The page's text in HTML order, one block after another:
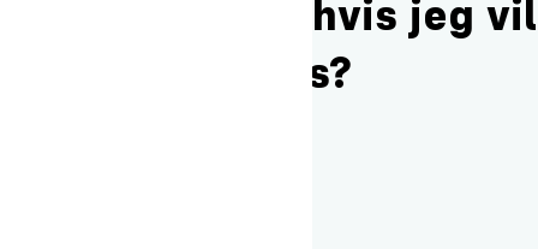
under sengen, hvis jeg vil
købe bedrollers?